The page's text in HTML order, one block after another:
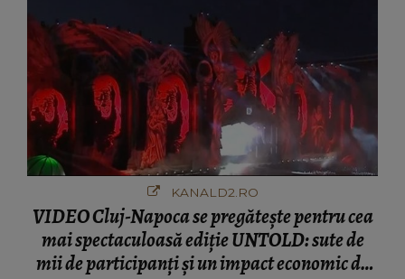
KANALD2.RO
VIDEO Cluj-Napoca se pregătește pentru cea
mai spectaculoasă ediție UNTOLD: sute de
mii de participanți și un impact economic de